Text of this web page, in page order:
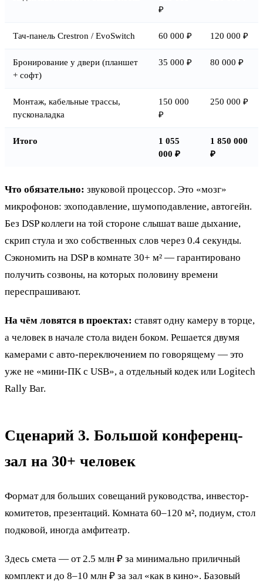
₽
Тач-панель Crestron / EvoSwitch 60 000 ₽ 120 000 ₽
Бронирование у двери (планшет
+ софт)
35 000 ₽ 80 000 ₽
Монтаж, кабельные трассы,
пусконаладка
150 000
₽
250 000 ₽
Итого
1 055
000 ₽
1 850 000
₽
Что обязательно: звуковой процессор. Это «мозг»
микрофонов: эхоподавление, шумоподавление, автогейн.
Без DSP коллеги на той стороне слышат ваше дыхание,
скрип стула и эхо собственных слов через 0.4 секунды.
Сэкономить на DSP в комнате 30+ м² — гарантировано
получить созвоны, на которых половину времени
переспрашивают.
На чём ловятся в проектах: ставят одну камеру в торце,
а человек в начале стола виден боком. Решается двумя
камерами с авто-переключением по говорящему — это
уже не «мини-ПК с USB», а отдельный кодек или Logitech
Rally Bar.
Сценарий 3. Большой конференц-
зал на 30+ человек
Формат для больших совещаний руководства, инвестор-
комитетов, презентаций. Комната 60–120 м², подиум, стол
подковой, иногда амфитеатр.
Здесь смета — от 2.5 млн ₽ за минимально приличный
комплект и до 8–10 млн ₽ за зал «как в кино». Базовый